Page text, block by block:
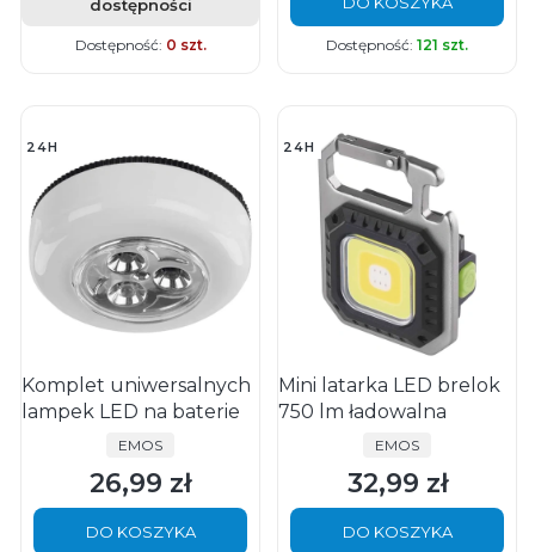
dostępności
Dostępność: 0 szt. Dostępność: 121 szt.
24H
Komplet uniwersalnych
lampek LED na baterie
PRODUCENT
EMOS
Cena
26,99 zł
DO KOSZYKA
24H
Mini latarka LED brelok
750 lm ładowalna
PRODUCENT
EMOS
Cena
32,99 zł
DO KOSZYKA